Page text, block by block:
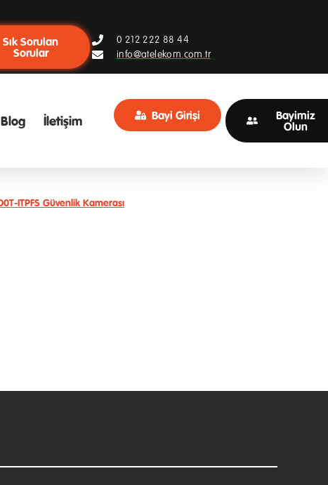
Sık Sorulan
Sorular
0 212 222 88 44
info@atelekom.com.tr
Blog İletişim Bayi Girişi
Bayimiz
Olun